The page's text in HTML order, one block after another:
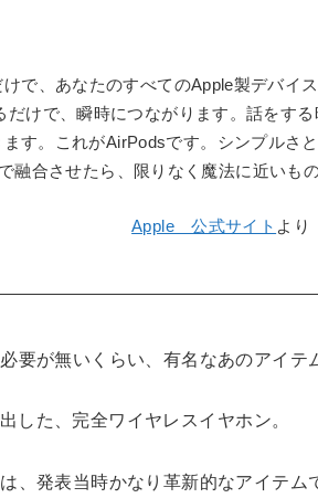
で、あなたのすべてのApple製デバイ
だけで、瞬時につながります。話をす
す。これがAirPodsです。シンプルさ
融合させたら、限りなく魔法に近いも
Apple 公式サイト より
要が無いくらい、有名なあのアイテ
した、完全ワイヤレスイヤホン。
、発表当時かなり革新的なアイテム